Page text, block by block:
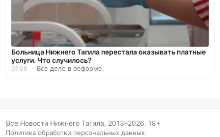
Больница Нижнего Тагила перестала оказывать платные
услуги. Что случилось?
07.08 Все дело в реформе.
Все Новости Нижнего Тагила, 2013–2026. 18+
Политика обработки персональных данных/